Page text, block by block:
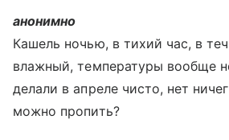
анонимно
Кашель ночью, в тихий час, в
влажный, температуры вообще
делали в апреле чисто, нет
можно пропить?